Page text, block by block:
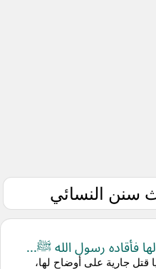
سنن النسائي
فأقاده رسول الله ﷺ...
جارية على أوضاح لها،